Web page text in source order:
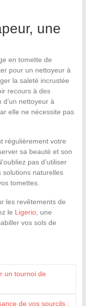
une
en tomette de
pour un nettoyeur à
la saleté incrustée
recours à des
d’un nettoyeur à
elle ne nécessite pas
régulièrement votre
sa beauté et son
pas d’utiliser
solutions naturelles
tomettes.
les revêtements de
le Ligerio, une
vos sols de
un tournoi de
de vos sourcils :